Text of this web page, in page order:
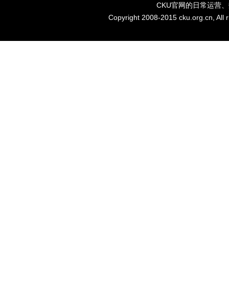
CKU官网的日常运营
Copyright 2008-2015 cku.org.cn,